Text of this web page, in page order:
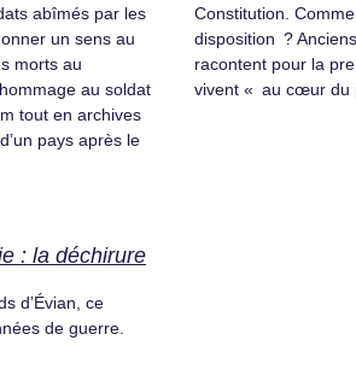
abîmés par les
un sens au
morts au
au soldat
tout en archives
pays après le
Constitution.
disposition ?
racontent pour la
vivent « au cœur du
: la déchirure
d’Évian, ce
de guerre.